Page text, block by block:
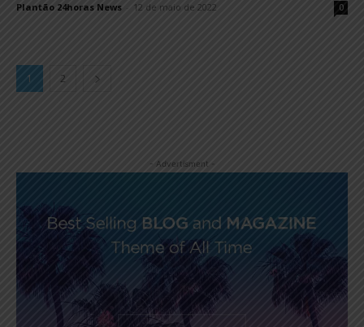
Plantão 24horas News 12 de maio de 2022 0
1 2
- Advertisment -